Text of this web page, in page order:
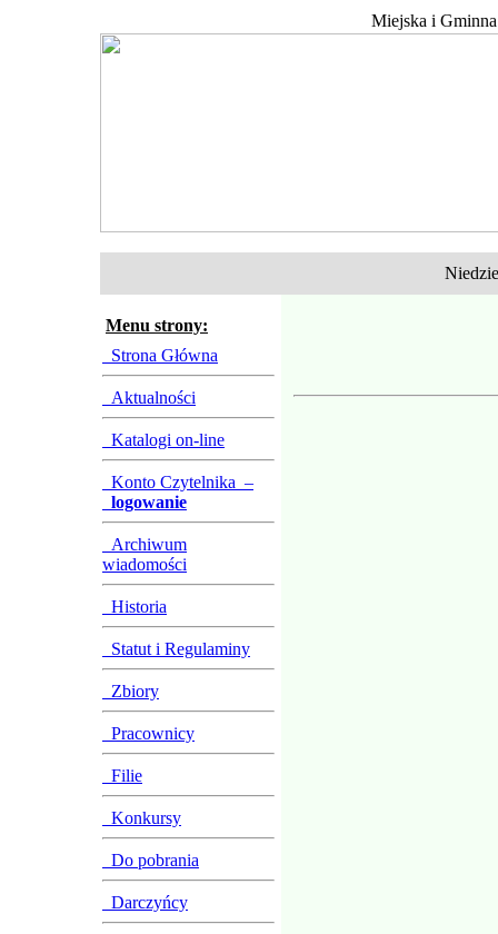
Miejska i
Menu strony:
Strona Główna
Aktualności
Katalogi on-line
Konto Czytelnika –
logowanie
Archiwum
wiadomości
Historia
Statut i Regulaminy
Zbiory
Pracownicy
Filie
Konkursy
Do pobrania
Darczyńcy